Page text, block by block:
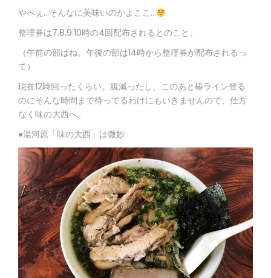
やべぇ…そんなに美味いのかよここ …
整理券は7.8.9.10時の4回配布されるとのこと。
（午前の部はね。午後の部は14時から整理券が配布されるっ
て）
現在12時回ったくらい。腹減ったし、このあと椿ライン登る
のにそんな時間まで待ってるわけにもいきませんので、仕方
なく味の大西へ。
●湯河原「味の大西」は微妙